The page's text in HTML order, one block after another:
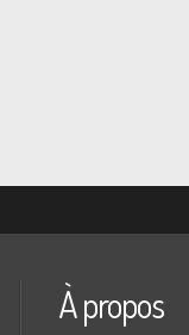
À propos